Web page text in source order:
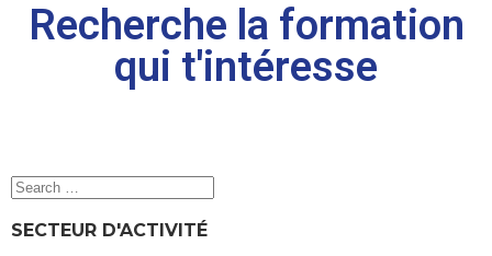
Recherche la formation
qui t'intéresse
SECTEUR D'ACTIVITÉ